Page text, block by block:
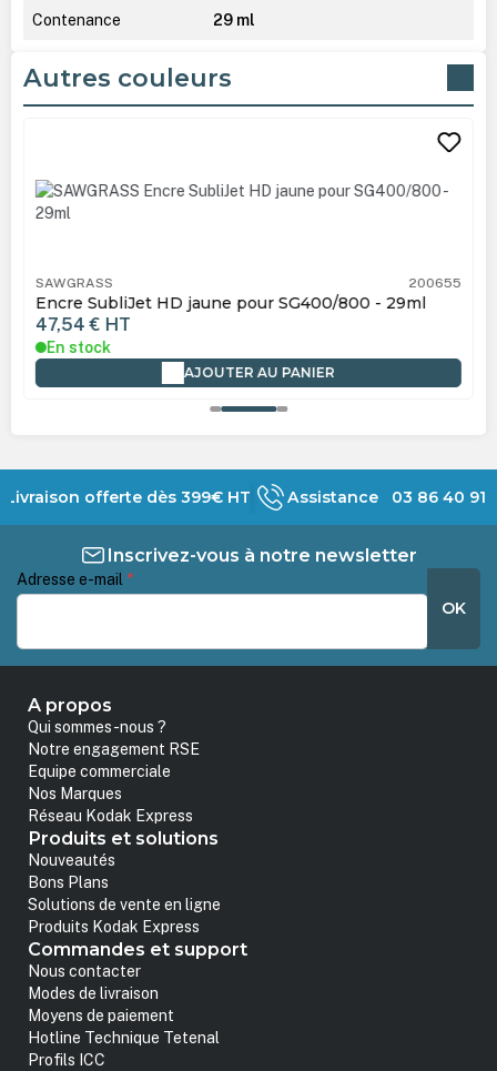
Contenance 29 ml
Autres couleurs
SAWGRASS 200655
Encre SubliJet HD jaune pour SG400/800 - 29ml
47,54 € HT
En stock
AJOUTER AU PANIER
Livraison offerte dès 399€ HT Assistance 03 86 40 91
Inscrivez-vous à notre newsletter
Adresse e-mail *
OK
A propos
Qui sommes-nous ?
Notre engagement RSE
Equipe commerciale
Nos Marques
Réseau Kodak Express
Produits et solutions
Nouveautés
Bons Plans
Solutions de vente en ligne
Produits Kodak Express
Commandes et support
Nous contacter
Modes de livraison
Moyens de paiement
Hotline Technique Tetenal
Profils ICC